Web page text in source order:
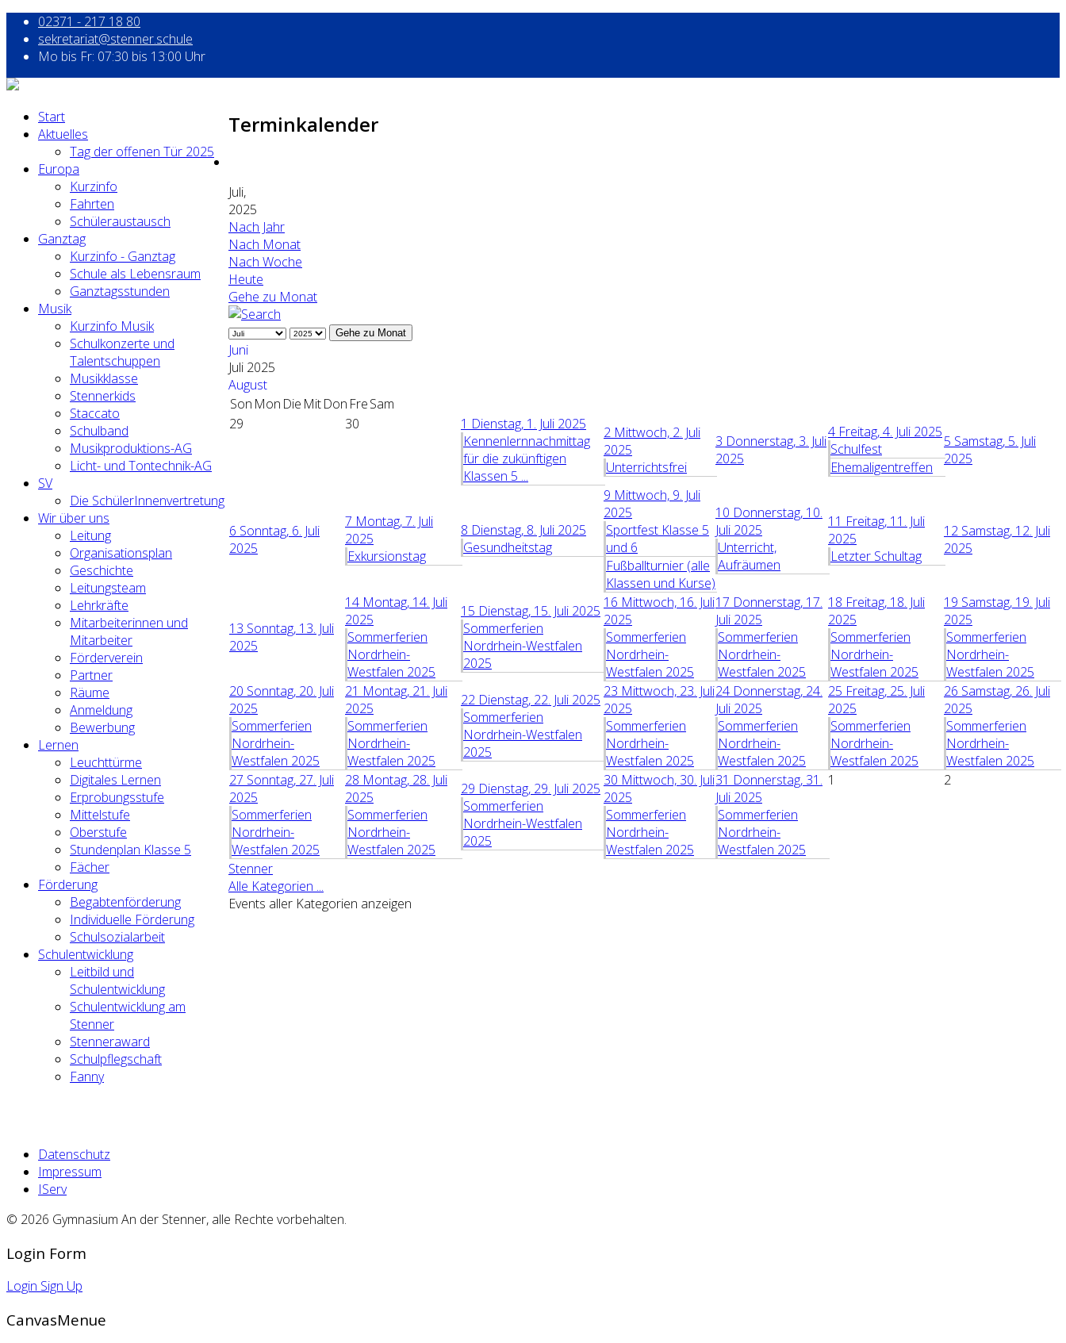
02371 - 217 18 80
sekretariat@stenner.schule
Mo bis Fr: 07:30 bis 13:00 Uhr
Start
Aktuelles
Tag der offenen Tür 2025
Europa
Kurzinfo
Fahrten
Schüleraustausch
Ganztag
Kurzinfo - Ganztag
Schule als Lebensraum
Ganztagsstunden
Musik
Kurzinfo Musik
Schulkonzerte und
Talentschuppen
Musikklasse
Stennerkids
Staccato
Schulband
Musikproduktions-AG
Licht- und Tontechnik-AG
SV
Die SchülerInnenvertretung
Wir über uns
Leitung
Organisationsplan
Geschichte
Leitungsteam
Lehrkräfte
Mitarbeiterinnen und
Mitarbeiter
Förderverein
Partner
Räume
Anmeldung
Bewerbung
Lernen
Leuchttürme
Digitales Lernen
Erprobungsstufe
Mittelstufe
Oberstufe
Stundenplan Klasse 5
Fächer
Förderung
Begabtenförderung
Individuelle Förderung
Schulsozialarbeit
Schulentwicklung
Leitbild und
Schulentwicklung
Schulentwicklung am
Stenner
Stenneraward
Schulpflegschaft
Fanny
Terminkalender
Juli,
2025
Nach Jahr
Nach Monat
Nach Woche
Heute
Gehe zu Monat
Gehe zu Monat
Juni
Juli 2025
August
Son Mon Die MitDon FreSam
29
30 1 Dienstag, 1. Juli 2025
Kennenlernnachmittag
für die zukünftigen
Klassen 5 ...
2 Mittwoch, 2. Juli
2025
Unterrichtsfrei
3 Donnerstag, 3. Juli
2025
4 Freitag, 4. Juli 2025
Schulfest
Ehemaligentreffen
5 Samstag, 5. Juli
2025
6 Sonntag, 6. Juli
2025
7 Montag, 7. Juli
2025
Exkursionstag
8 Dienstag, 8. Juli 2025
Gesundheitstag
9 Mittwoch, 9. Juli
2025
Sportfest Klasse 5
und 6
Fußballturnier (alle
Klassen und Kurse)
10 Donnerstag, 10.
Juli 2025
Unterricht,
Aufräumen
11 Freitag, 11. Juli
2025
Letzter Schultag
12 Samstag, 12. Juli
2025
13 Sonntag, 13. Juli
2025
14 Montag, 14. Juli
2025
Sommerferien
Nordrhein-
Westfalen 2025
15 Dienstag, 15. Juli 2025
Sommerferien
Nordrhein-Westfalen
2025
16 Mittwoch, 16. Juli
2025
Sommerferien
Nordrhein-
Westfalen 2025
17 Donnerstag, 17.
Juli 2025
Sommerferien
Nordrhein-
Westfalen 2025
18 Freitag, 18. Juli
2025
Sommerferien
Nordrhein-
Westfalen 2025
19 Samstag, 19. Juli
2025
Sommerferien
Nordrhein-
Westfalen 2025
20 Sonntag, 20. Juli
2025
Sommerferien
Nordrhein-
Westfalen 2025
21 Montag, 21. Juli
2025
Sommerferien
Nordrhein-
Westfalen 2025
22 Dienstag, 22. Juli 2025
Sommerferien
Nordrhein-Westfalen
2025
23 Mittwoch, 23. Juli
2025
Sommerferien
Nordrhein-
Westfalen 2025
24 Donnerstag, 24.
Juli 2025
Sommerferien
Nordrhein-
Westfalen 2025
25 Freitag, 25. Juli
2025
Sommerferien
Nordrhein-
Westfalen 2025
26 Samstag, 26. Juli
2025
Sommerferien
Nordrhein-
Westfalen 2025
27 Sonntag, 27. Juli
2025
Sommerferien
Nordrhein-
Westfalen 2025
28 Montag, 28. Juli
2025
Sommerferien
Nordrhein-
Westfalen 2025
29 Dienstag, 29. Juli 2025
Sommerferien
Nordrhein-Westfalen
2025
30 Mittwoch, 30. Juli
2025
Sommerferien
Nordrhein-
Westfalen 2025
31 Donnerstag, 31.
Juli 2025
Sommerferien
Nordrhein-
Westfalen 2025
1 2
Stenner
Alle Kategorien ...
Events aller Kategorien anzeigen
Datenschutz
Impressum
IServ
© 2026 Gymnasium An der Stenner, alle Rechte vorbehalten.
Login Form
Login Sign Up
CanvasMenue